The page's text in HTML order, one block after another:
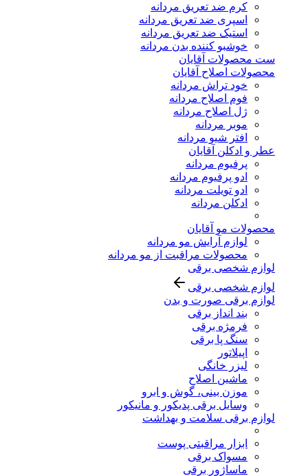
کرم ضد تعریق مردانه
اسپری ضد تعریق مردانه
استیک ضد تعریق مردانه
خوشبو کننده بدن مردانه
ست محصولات آقایان
محصولات اصلاح آقایان
خود تراش مردانه
فوم اصلاح مردانه
ژل اصلاح مردانه
موبر مردانه
افتر شیو مردانه
عطر و ادکلن آقایان
پرفیوم مردانه
ادو پرفیوم مردانه
ادو تویلت مردانه
ادکلن مردانه
محصولات مو آقایان
لوازم آرایش مو مردانه
محصولات مراقبت از مو مردانه
لوازم شخصی برقی
لوازم شخصی برقی
لوازم برقی صورت و بدن
بند انداز برقی
فرمژه برقی
سنگ پا برقی
اپیلاتور
لیزر خانگی
ماشین اصلاح
موزن بینی، گوش و ابرو
وسایل برقی پدیکور و مانیکور
لوازم برقی سلامت و بهداشت
ابزار مراقبتی پوست
مسواک برقی
ماساژور برقی